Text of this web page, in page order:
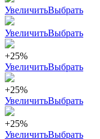
УвеличитьВыбрать
УвеличитьВыбрать
+25%
УвеличитьВыбрать
+25%
УвеличитьВыбрать
+25%
УвеличитьВыбрать